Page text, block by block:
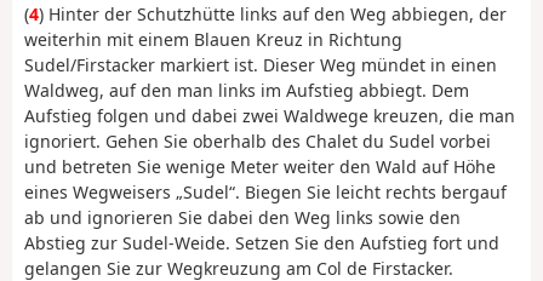
(4) Hinter der Schutzhütte links auf den Weg abbiegen, der
weiterhin mit einem Blauen Kreuz in Richtung
Sudel/Firstacker markiert ist. Dieser Weg mündet in einen
Waldweg, auf den man links im Aufstieg abbiegt. Dem
Aufstieg folgen und dabei zwei Waldwege kreuzen, die man
ignoriert. Gehen Sie oberhalb des Chalet du Sudel vorbei
und betreten Sie wenige Meter weiter den Wald auf Höhe
eines Wegweisers „Sudel“. Biegen Sie leicht rechts bergauf
ab und ignorieren Sie dabei den Weg links sowie den
Abstieg zur Sudel-Weide. Setzen Sie den Aufstieg fort und
gelangen Sie zur Wegkreuzung am Col de Firstacker.